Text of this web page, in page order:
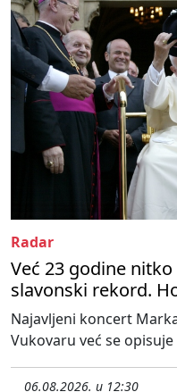
Radar
Već 23 godine
slavonski rekord.
Najavljeni koncert
Vukovaru već se
06.08.2026. u 12:30